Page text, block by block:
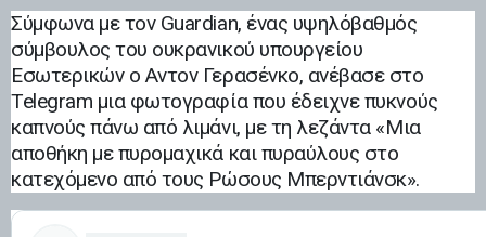
Σύμφωνα με τον Guardian, ένας υψηλόβαθμός
σύμβουλος του ουκρανικού υπουργείου
Εσωτερικών ο Αντον Γερασένκο, ανέβασε στο
Telegram μια φωτογραφία που έδειχνε πυκνούς
καπνούς πάνω από λιμάνι, με τη λεζάντα «Μια
αποθήκη με πυρομαχικά και πυραύλους στο
κατεχόμενο από τους Ρώσους Μπερντιάνσκ».